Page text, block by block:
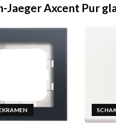
Jaeger Axcent Pur